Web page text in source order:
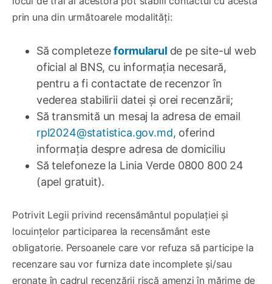
prin una din următoarele modalități:
Să completezeformularul de pe site-ul web
oficial al BNS, cu informația necesară,
pentru a fi contactate de recenzor în
vederea stabilirii datei și orei recenzării;
Să transmită un mesaj la adresa de email
rpl2024@statistica.gov.md, oferind
informația despre adresa de domiciliu
Să telefoneze la Linia Verde 0800 800 24
(apel gratuit).
Potrivit Legii privind recensământul populației și
locuințelor participarea la recensământ este
obligatorie. Persoanele care vor refuza să participe la
recenzare sau vor furniza date incomplete și/sau
eronate în cadrul recenzării riscă amenzi în mărime de